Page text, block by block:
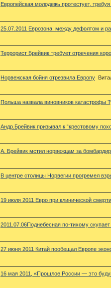
Европейская молодежь протестует,
25.07.2011 Еврозона: между дефолтом и
Террорист Брейвик требует отречения
Норвежская бойня отрезвила Европу
Польша назвала виновников катастрофы
Андр.Брейвик призывал к “крестовому
А. Брейвик мстил норвежцам за
В центре столицы Норвегии прогремел
19 июля 2011 Евро при клинической смерти
2011.07.06Поднебесная по-тихому
27 июня 2011 Китай пообещал Европе
16 мая 2011, «Прошлое России — это